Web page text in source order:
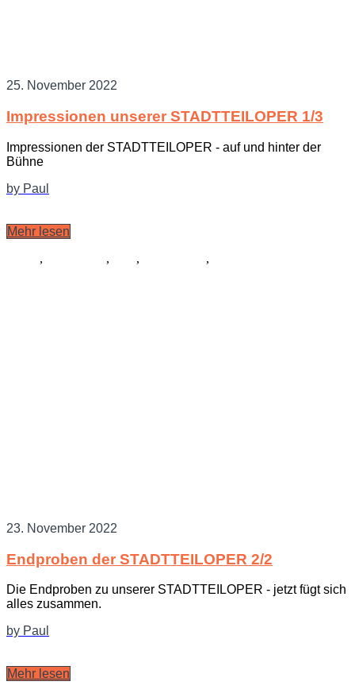
25. November 2022
Impressionen unserer STADTTEILOPER 1/3
Impressionen der STADTTEILOPER - auf und hinter der
Bühne
by Paul
Mehr lesen
, , , ,
23. November 2022
Endproben der STADTTEILOPER 2/2
Die Endproben zu unserer STADTTEILOPER - jetzt fügt sich
alles zusammen.
by Paul
Mehr lesen